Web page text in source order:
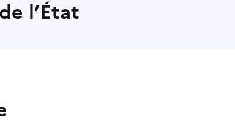
l’État